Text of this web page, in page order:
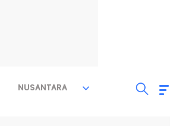
NUSANTARA